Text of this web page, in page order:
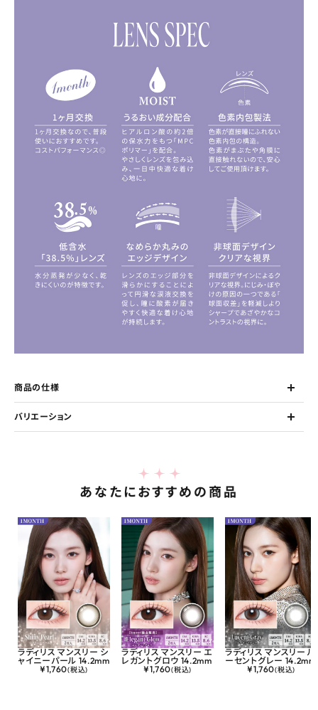
商品の仕様
バリエーション
あなたにおすすめの商品
ラディリス マンスリー シ
ャイニーパール 14.2mm
¥1,760(税込)
ラディリス マンスリー エ
レガントグロウ 14.2mm
¥1,760(税込)
ラディリス マンスリー ル
ーセントグレー 14.2mm
¥1,760(税込)